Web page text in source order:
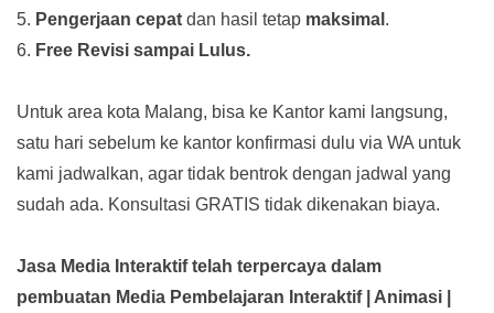
5. Pengerjaan cepat dan hasil tetap maksimal .
6. Free Revisi sampai Lulus.
Untuk area kota Malang, bisa ke Kantor kami langsung,
satu hari sebelum ke kantor konfirmasi dulu via WA untuk
kami jadwalkan, agar tidak bentrok dengan jadwal yang
sudah ada. Konsultasi GRATIS tidak dikenakan biaya.
Jasa Media Interaktif telah terpercaya dalam
pembuatan Media Pembelajaran Interaktif| Animasi |